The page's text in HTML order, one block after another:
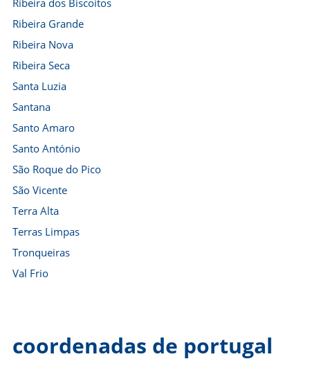
Ribeira dos Biscoitos
Ribeira Grande
Ribeira Nova
Ribeira Seca
Santa Luzia
Santana
Santo Amaro
Santo António
São Roque do Pico
São Vicente
Terra Alta
Terras Limpas
Tronqueiras
Val Frio
coordenadas de portugal